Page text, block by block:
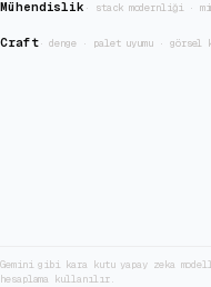
Mühendislik · stack modernliği ·
Craft·denge · palet uyumu · görsel
Gemini gibi kara kutu yapay zeka
hesaplama kullanılır.